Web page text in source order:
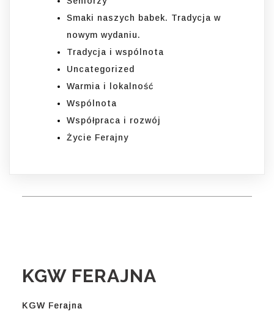
Smaki naszych babek. Tradycja w
nowym wydaniu.
Tradycja i wspólnota
Uncategorized
Warmia i lokalność
Wspólnota
Współpraca i rozwój
Życie Ferajny
KGW FERAJNA
KGW Ferajna